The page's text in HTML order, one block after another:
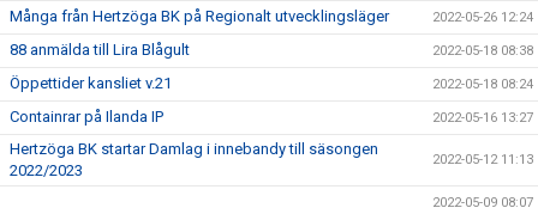
Många från Hertzöga BK på Regionalt utvecklingsläger 2022-05-26 12:24
88 anmälda till Lira Blågult 2022-05-18 08:38
Öppettider kansliet v.21 2022-05-18 08:24
Containrar på Ilanda IP 2022-05-16 13:27
Hertzöga BK startar Damlag i innebandy till säsongen
2022/2023
2022-05-12 11:13
2022-05-09 08:07